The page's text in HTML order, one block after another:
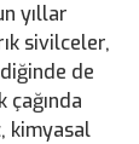
yıllar
sivilceler,
de
kimyasal